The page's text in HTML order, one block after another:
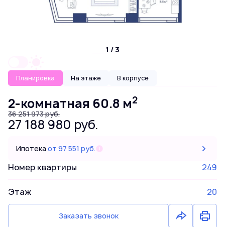
1 / 3
Планировка На этаже В корпусе
2-комнатная 60.8 м2
36 251 973 руб.
27 188 980 руб.
Ипотекаот 97 551 руб.
Номер квартиры 249
Этаж 20
Заказать звонок